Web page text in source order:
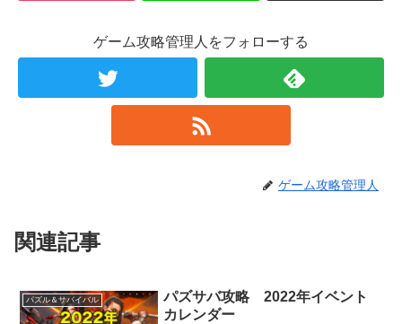
ゲーム攻略管理人をフォローする
ゲーム攻略管理人
関連記事
パズル＆サバイバル
パズサバ攻略 2022年イベント
カレンダー